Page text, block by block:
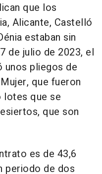
que los
Alicante, Castelló
estaban sin
de julio de 2023, el
unos pliegos de
que fueron
lotes que se
que son
es de 43,6
periodo de dos